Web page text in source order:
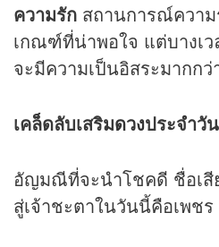
ความรัก สถานการณ์ความ
เกณฑ์ที่น่าพอใจ แต่บางเ
จะมีความเป็นอิสระมากกว่
เคล็ดลับเสริมดวงประจำวั
อัญมณีที่จะนำโชคดี ชื่อเสี
สู่เจ้าชะตาในวันนี้คือเพช